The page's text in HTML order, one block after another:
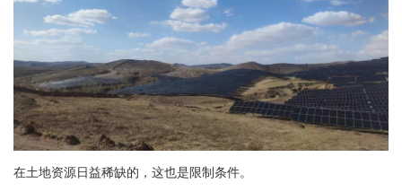
在土地资源日益稀缺的，这也是限制条件。